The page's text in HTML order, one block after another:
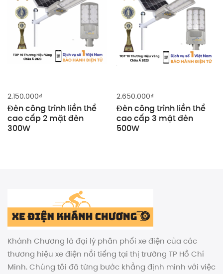
2.150.000₫
Đèn công trình liền thể
cao cấp 2 mặt đèn
300W
2.650.000₫
Đèn công trình liền thể
cao cấp 3 mặt đèn
500W
Khánh Chương là đại lý phân phối xe điện của các
thương hiệu xe điện nổi tiếng tại thị trường TP Hồ Chí
Minh. Chúng tôi đã từng bước khẳng định mình với việc